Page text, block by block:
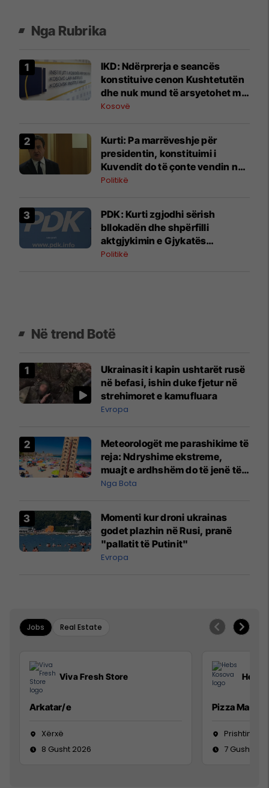
Nga Rubrika
IKD: Ndërprerja e seancës
konstituive cenon Kushtetutën
dhe nuk mund të arsyetohet me
mungesën e marrëveshjes
Kosovë
Kurti: Pa marrëveshje për
presidentin, konstituimi i
Kuvendit do të çonte vendin në
zgjedhje të reja
Politikë
PDK: Kurti zgjodhi sërish
bllokadën dhe shpërfilli
aktgjykimin e Gjykatës
Kushtetuese
Politikë
Në trend Botë
Ukrainasit i kapin ushtarët rusë
në befasi, ishin duke fjetur në
strehimoret e kamufluara
Evropa
Meteorologët me parashikime të
reja: Ndryshime ekstreme,
muajt e ardhshëm do të jenë të
pazakontë
Nga Bota
Momenti kur droni ukrainas
godet plazhin në Rusi, pranë
"pallatit të Putinit"
Evropa
Jobs Real Estate
Viva Fresh Store
Arkatar/e
Xërxë
8 Gusht 2026
Hebs
Pizza Man
Prishtinë
7 Gusht